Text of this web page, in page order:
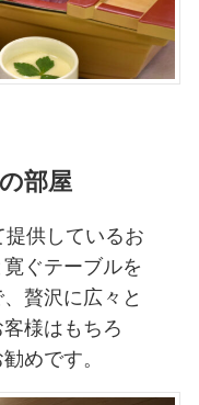
部屋
供しているお
ぐテーブルを
贅沢に広々と
様はもちろ
めです。